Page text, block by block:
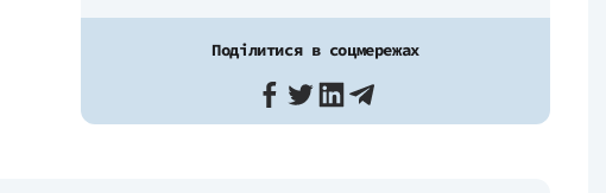
Поділитися в соцмережах